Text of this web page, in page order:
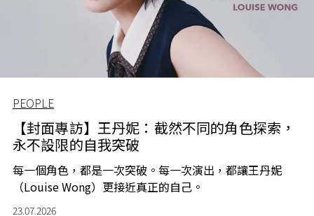
PEOPLE
【封面專訪】王丹妮：截然不同的角色探索，
永不設限的自我突破
每一個角色，都是一次突破。每一次演出，都讓王丹妮
（Louise Wong）更接近真正的自己。
23.07.2026